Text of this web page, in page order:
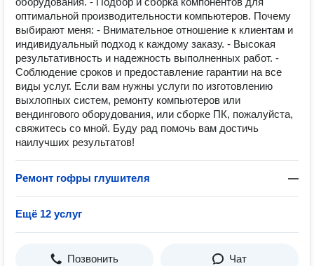
оптимальной производительности компьютеров. Почему
выбирают меня: - Внимательное отношение к клиентам и
индивидуальный подход к каждому заказу. - Высокая
результативность и надежность выполненных работ. -
Соблюдение сроков и предоставление гарантии на все
виды услуг. Если вам нужны услуги по изготовлению
выхлопных систем, ремонту компьютеров или
вендингового оборудования, или сборке ПК, пожалуйста,
свяжитесь со мной. Буду рад помочь вам достичь
наилучших результатов!
Ремонт гофры глушителя —
Ещё 12 услуг
Позвонить Чат